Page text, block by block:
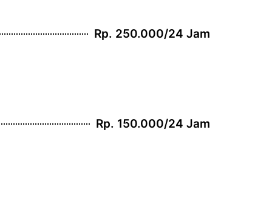
Rp. 250.000/24 Jam
Rp. 150.000/24 Jam